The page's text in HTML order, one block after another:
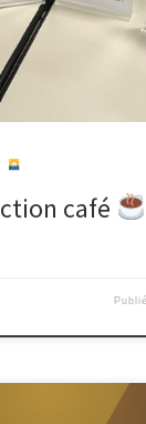
collective « Pro
café